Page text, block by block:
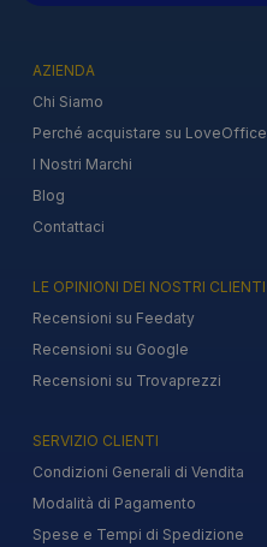
AZIENDA
Chi Siamo
Perché acquistare su LoveOffice
I Nostri Marchi
Blog
Contattaci
LE OPINIONI DEI NOSTRI CLIENTI
Recensioni su Feedaty
Recensioni su Google
Recensioni su Trovaprezzi
SERVIZIO CLIENTI
Condizioni Generali di Vendita
Modalità di Pagamento
Spese e Tempi di Spedizione